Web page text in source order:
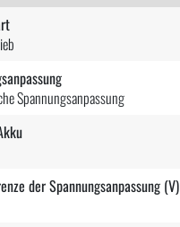
Spannungsanpassung
der Spannungsanpassung (V)